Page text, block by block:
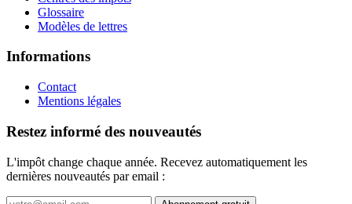
Glossaire
Modèles de lettres
Informations
Contact
Mentions légales
Restez informé des nouveautés
L'impôt change chaque année. Recevez automatiquement les
dernières nouveautés par email :